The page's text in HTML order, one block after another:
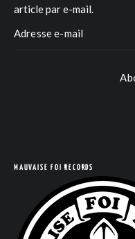
article par e-mail.
MAUVAISE FOI RECORDS